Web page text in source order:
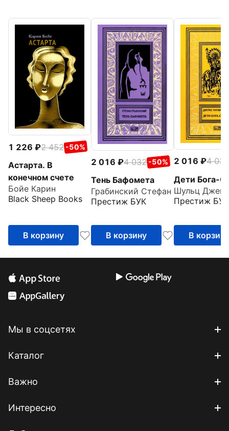
1 226 2 452 -50%
Астарта. В
конечном счете
Бойе Карин
Black Sheep Books
В корзину
2 016 4 032 -50%
Тень Бафомета
Грабинский Стефан
Престиж БУК
В корзину
2 016
4 032
Дети Бога-
Престиж БУК
В корзину
Мы в соцсетях
Каталог
Важно
Интересно